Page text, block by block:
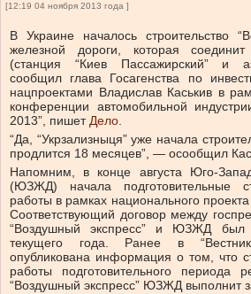
[12:19 04 ноября 2013 года ]
В Украине началось строительство
железной дороги, которая
(станция “Киев Пассажирский” и
сообщил глава Госагенства по
нацпроектами Владислав Каськив в
конференции автомобильной
2013”, пишетДело.
“Да, “Укрзализныця” уже начала
продлится 18 месяцев”, — осообщил
Напомним, в конце августа Юго-
(ЮЗЖД) начала подготовительные
работы в рамках национального
Соответствующий договор между
“Воздушный экспресс” и ЮЗЖД был
текущего года. Ранее в
опубликована информация о том, что
работы подготовительного периода
“Воздушный экспресс” ЮЗЖД выполнит